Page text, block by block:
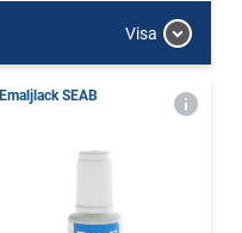
Visa
Emaljlack SEAB